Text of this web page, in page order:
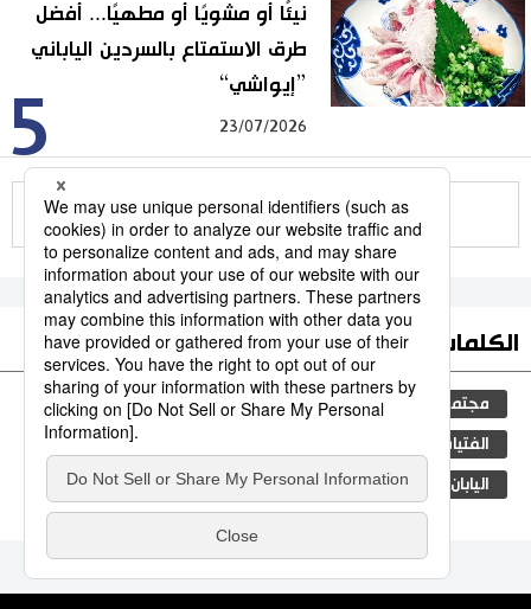
5
نيئًا أو مشويًا أو مطهيًا... أفضل
طرق الاستمتاع بالسردين الياباني
”إيواشي“
23/07/2026
للمزيد
الكلمات الأكثر بحثا
مجتمع التعليم الياباني الجنس طوكيو
الفتيات المجتمع الياباني
اليابان الجريمة